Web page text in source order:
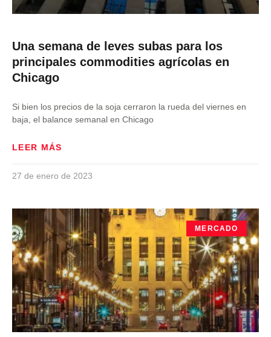
Una semana de leves subas para los
principales commodities agrícolas en
Chicago
Si bien los precios de la soja cerraron la rueda del viernes en
baja, el balance semanal en Chicago
LEER MÁS
27 de enero de 2023
MERCADO